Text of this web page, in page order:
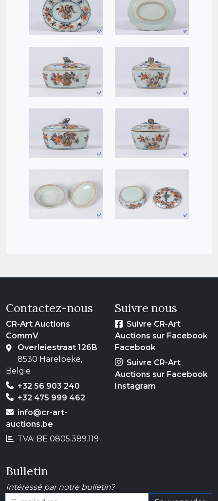
Contactez-nous
CR-Art Auctions
CommV
Overleiestraat 126B
8530 Harelbeke,
België
+32 56 903 240
+32 475 999 462
info@cr-art-
auctions.be
TVA: BE 0805.389.119
Suivre nous
Suivre CR-Art
Auctions sur Facebook
Facebook
Suivre CR-Art
Auctions sur Facebook
Instagram
Bulletin
Intéressé par notre bulletin?